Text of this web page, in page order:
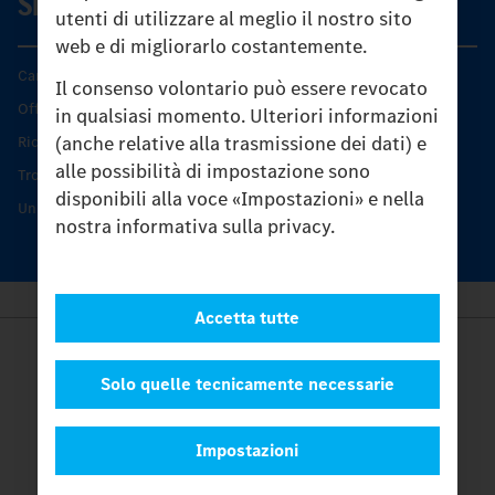
utenti di utilizzare al meglio il nostro sito
web e di migliorarlo costantemente.
Il consenso volontario può essere revocato
in qualsiasi momento. Ulteriori informazioni
(anche relative alla trasmissione dei dati) e
alle possibilità di impostazione sono
disponibili alla voce «Impostazioni» e nella
nostra informativa sulla privacy.
Impostazioni
Solo quelle tecnicamente necessarie
Accetta tutte
Caratteristiche di prodotto
Offerta di servizio Unimog
Ricambi originali
Trovare un partner
Unimog Service Days
Provider
Legal Notice
Contatto
Cookies
Protezione dati
Impostazioni